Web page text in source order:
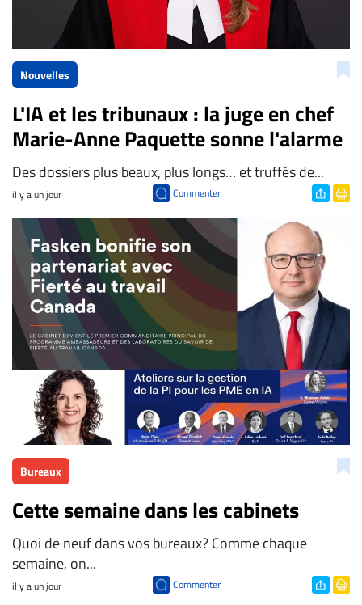
Nouvelles
L'IA et les tribunaux : la juge en chef
Marie-Anne Paquette sonne l'alarme
Des dossiers plus beaux, plus longs… et truffés de...
il y a un jour Commenter
Bureaux
Cette semaine dans les cabinets
Quoi de neuf dans vos bureaux? Comme chaque
semaine, on...
il y a un jour Commenter